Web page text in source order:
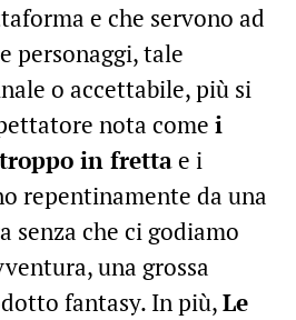
e che servono ad
personaggi, tale
o accettabile, più si
nota come i
in frettae i
repentinamente da una
senza che ci godiamo
una grossa
fantasy. In più,Le